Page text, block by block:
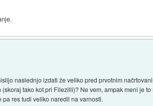
naslednjo izdati že veliko pred prvotnim
tako kot pri Filezilli)? Ne vem, ampak meni je to
res tudi veliko naredil na varnosti.